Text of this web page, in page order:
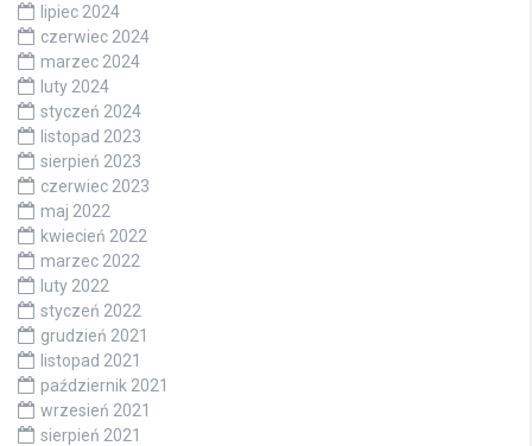
lipiec 2024
czerwiec 2024
marzec 2024
luty 2024
styczeń 2024
listopad 2023
sierpień 2023
czerwiec 2023
maj 2022
kwiecień 2022
marzec 2022
luty 2022
styczeń 2022
grudzień 2021
listopad 2021
październik 2021
wrzesień 2021
sierpień 2021